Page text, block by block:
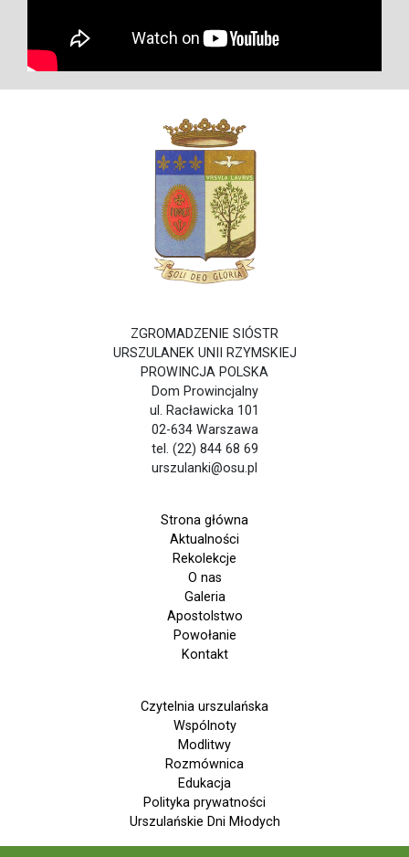
ZGROMADZENIE SIÓSTR
URSZULANEK UNII RZYMSKIEJ
PROWINCJA POLSKA
Dom Prowincjalny
ul. Racławicka 101
02-634 Warszawa
tel. (22) 844 68 69
urszulanki@osu.pl
Strona główna
Aktualności
Rekolekcje
O nas
Galeria
Apostolstwo
Powołanie
Kontakt
Czytelnia urszulańska
Wspólnoty
Modlitwy
Rozmównica
Edukacja
Polityka prywatności
Urszulańskie Dni Młodych